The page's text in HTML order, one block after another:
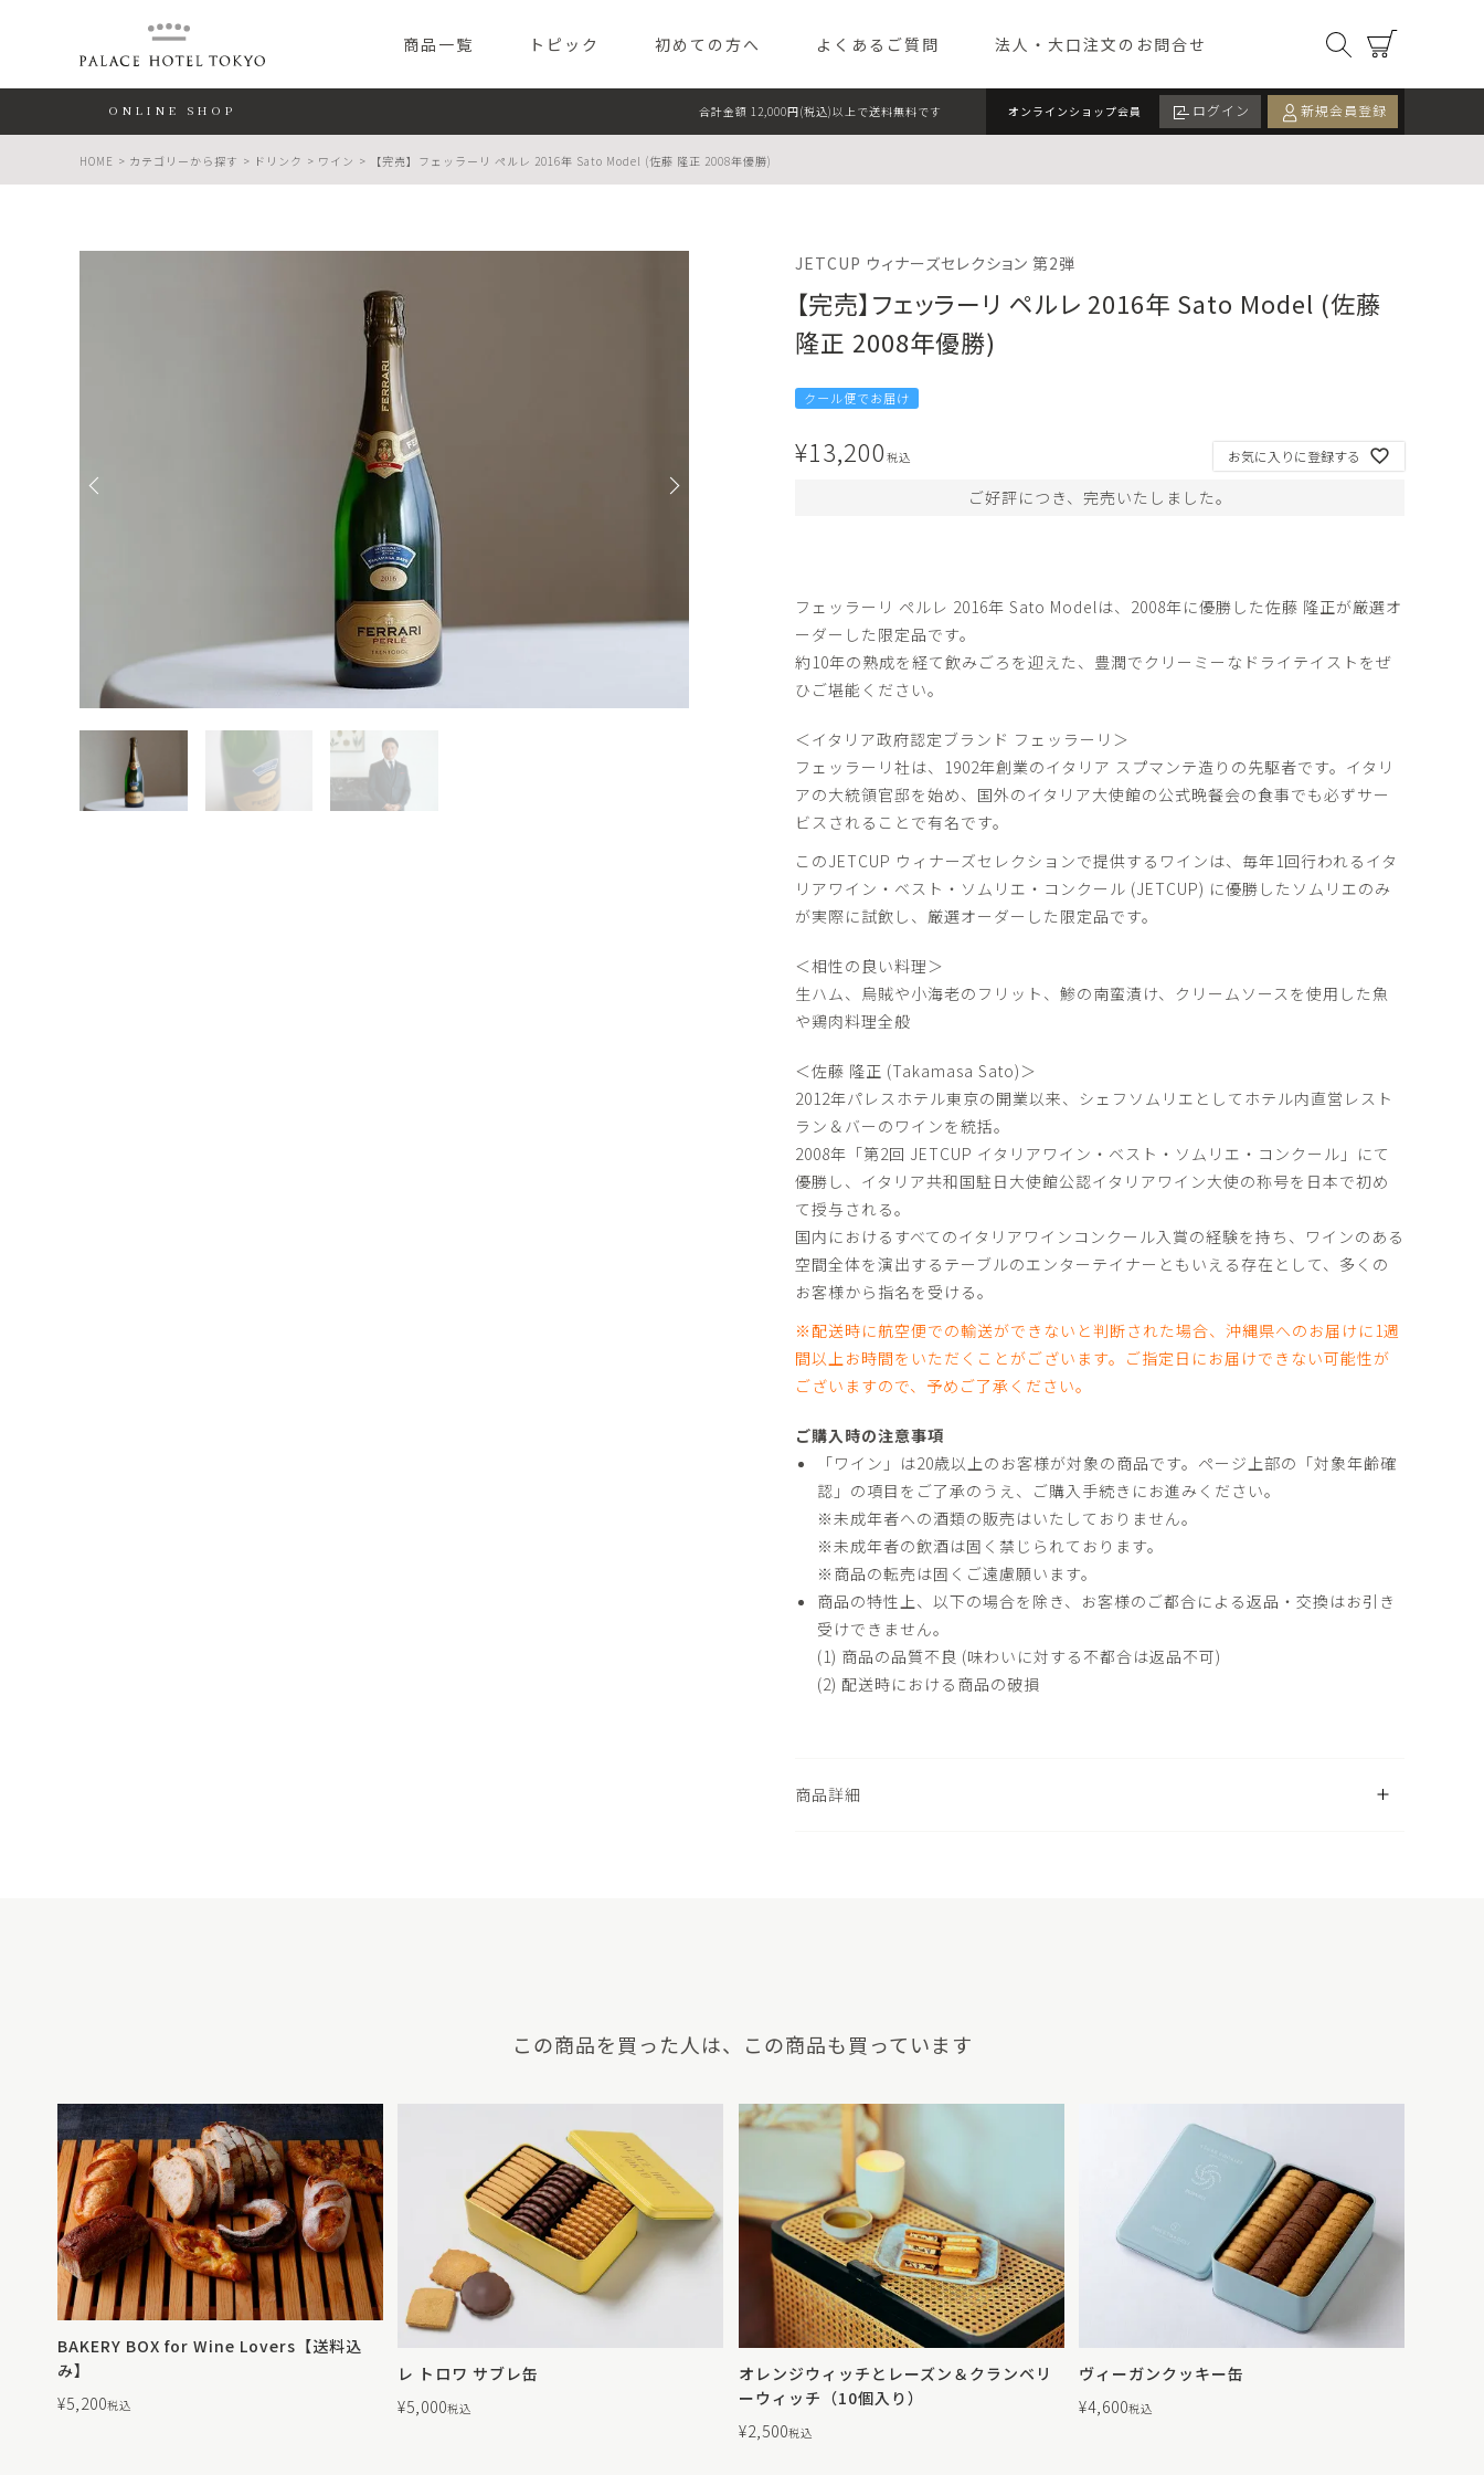
PALACE HOTEL TOKYO（パレスホテル東京 オンラインショップ）
商品一覧
フード
トピック 初めての方へ よくあるご質問 法人・大口注文のお問合せ 検索
ONLINE SHOP 合計金額 12,000円(税込)以上で送料無料です オンラインショップ会員 ログイン 新規会員登録
HOME カテゴリーから探す ドリンク ワイン 【完売】フェッラーリ ペルレ 2016年 Sato Model (佐藤 隆正 2008年優勝)
JETCUP ウィナーズセレクション 第2弾
【完売】フェッラーリ ペルレ 2016年 Sato Model (佐藤
隆正 2008年優勝)
クール便でお届け
¥13,200 税込 お気に入りに登録する
ご好評につき、完売いたしました。
フェッラーリ ペルレ 2016年 Sato Modelは、2008年に優勝した佐藤 隆正が厳選オ
ーダーした限定品です。
約10年の熟成を経て飲みごろを迎えた、豊潤でクリーミーなドライテイストをぜ
ひご堪能ください。
＜イタリア政府認定ブランド フェッラーリ＞
フェッラーリ社は、1902年創業のイタリア スプマンテ造りの先駆者です。イタリ
アの大統領官邸を始め、国外のイタリア大使館の公式晩餐会の食事でも必ずサー
ビスされることで有名です。
このJETCUP ウィナーズセレクションで提供するワインは、毎年1回行われるイタ
リアワイン・ベスト・ソムリエ・コンクール (JETCUP) に優勝したソムリエのみ
が実際に試飲し、厳選オーダーした限定品です。
＜相性の良い料理＞
生ハム、烏賊や小海老のフリット、鯵の南蛮漬け、クリームソースを使用した魚
や鶏肉料理全般
＜佐藤 隆正 (Takamasa Sato)＞
2012年パレスホテル東京の開業以来、シェフソムリエとしてホテル内直営レスト
ラン＆バーのワインを統括。
2008年「第2回 JETCUP イタリアワイン・ベスト・ソムリエ・コンクール」にて
優勝し、イタリア共和国駐日大使館公認イタリアワイン大使の称号を日本で初め
て授与される。
国内におけるすべてのイタリアワインコンクール入賞の経験を持ち、ワインのある
空間全体を演出するテーブルのエンターテイナーともいえる存在として、多くの
お客様から指名を受ける。
※配送時に航空便での輸送ができないと判断された場合、沖縄県へのお届けに1週
間以上お時間をいただくことがございます。ご指定日にお届けできない可能性が
ございますので、予めご了承ください。
ご購入時の注意事項
「ワイン」は20歳以上のお客様が対象の商品です。ページ上部の「対象年齢確
認」の項目をご了承のうえ、ご購入手続きにお進みください。
※未成年者への酒類の販売はいたしておりません。
※未成年者の飲酒は固く禁じられております。
※商品の転売は固くご遠慮願います。
商品の特性上、以下の場合を除き、お客様のご都合による返品・交換はお引き
受けできません。
(1) 商品の品質不良 (味わいに対する不都合は返品不可)
(2) 配送時における商品の破損
商品詳細
この商品を買った人は、この商品も買っています
BAKERY BOX for Wine Lovers【送料込
み】
¥5,200税込
レ トロワ サブレ缶
¥5,000税込
オレンジウィッチとレーズン＆クランベリ
ーウィッチ（10個入り）
¥2,500税込
ヴィーガンクッキー缶
¥4,600税込
ALL 期間限定 数量限定